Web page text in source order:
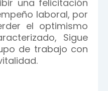
una felicitación
laboral, por
el optimismo
Sigue
de trabajo con